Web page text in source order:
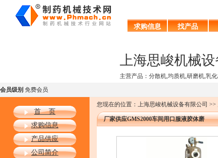
求购信息 找产品
上海思峻机械
主营产品：分散机,均质机,研磨机,乳
会员级别免费会员
首 页
求购信息
产品供应
公司简介
您现在的位置：上海思峻机械设备有限公司
厂家供应GMS2000车间用口服液胶体磨